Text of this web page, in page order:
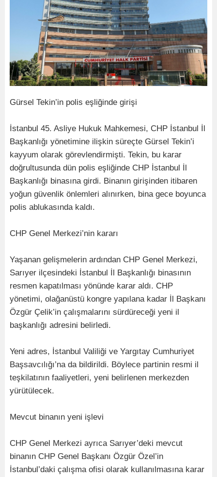
Gürsel Tekin’in polis eşliğinde girişi
İstanbul 45. Asliye Hukuk Mahkemesi, CHP İstanbul İl
Başkanlığı yönetimine ilişkin süreçte Gürsel Tekin’i
kayyum olarak görevlendirmişti. Tekin, bu karar
doğrultusunda dün polis eşliğinde CHP İstanbul İl
Başkanlığı binasına girdi. Binanın girişinden itibaren
yoğun güvenlik önlemleri alınırken, bina gece boyunca
polis ablukasında kaldı.
CHP Genel Merkezi’nin kararı
Yaşanan gelişmelerin ardından CHP Genel Merkezi,
Sarıyer ilçesindeki İstanbul İl Başkanlığı binasının
resmen kapatılması yönünde karar aldı. CHP
yönetimi, olağanüstü kongre yapılana kadar İl Başkanı
Özgür Çelik’in çalışmalarını sürdüreceği yeni il
başkanlığı adresini belirledi.
Yeni adres, İstanbul Valiliği ve Yargıtay Cumhuriyet
Başsavcılığı’na da bildirildi. Böylece partinin resmi il
teşkilatının faaliyetleri, yeni belirlenen merkezden
yürütülecek.
Mevcut binanın yeni işlevi
CHP Genel Merkezi ayrıca Sarıyer’deki mevcut
binanın CHP Genel Başkanı Özgür Özel’in
İstanbul’daki çalışma ofisi olarak kullanılmasına karar